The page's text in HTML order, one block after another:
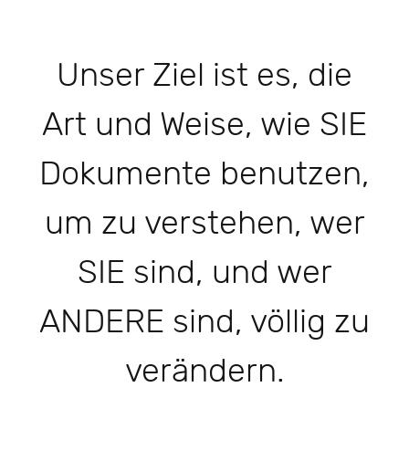
Unser Ziel ist es, die
Art und Weise, wie SIE
Dokumente benutzen,
um zu verstehen, wer
SIE sind, und wer
ANDERE sind, völlig zu
verändern.